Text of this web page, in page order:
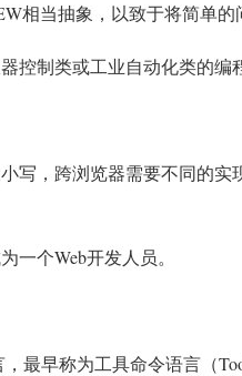
相当抽象，以致于将简单
控制类或工业自动化类的编
写，跨浏览器需要不同的
一个Web开发人员。
最早称为工具命令语言（